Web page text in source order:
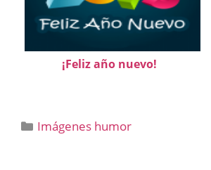
¡Feliz año nuevo!
Categorías
Imágenes humor